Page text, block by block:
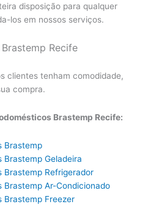
disposição para qualquer
los em nossos serviços.
Recife
clientes tenham comodidade,
compra.
Brastemp Recife:
Brastemp
Brastemp Geladeira
Brastemp Refrigerador
Brastemp Ar-Condicionado
Brastemp Freezer